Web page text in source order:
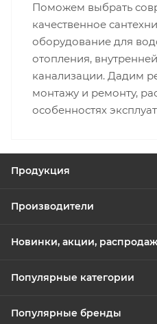
Поможем выбрать
качественное
оборудование для
отопления,
канализации. Дадим
монтажу и ремонту,
особенностях
Продукция
Производители
Новинки, акции,
Популярные категории
Популярные бренды